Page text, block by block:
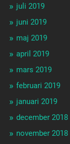
juli 2019
juni 2019
maj 2019
april 2019
mars 2019
februari 2019
januari 2019
december 2018
november 2018